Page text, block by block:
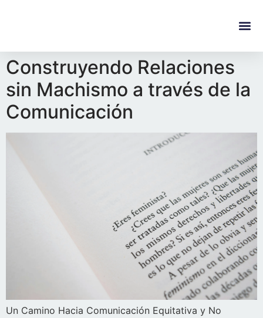
Construyendo Relaciones
sin Machismo a través de la
Comunicación
Un Camino Hacia Comunicación Equitativa y No